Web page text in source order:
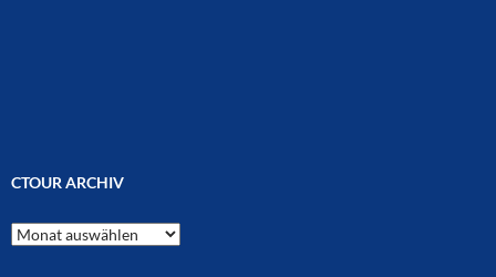
CTOUR ARCHIV
CTOUR
Archiv